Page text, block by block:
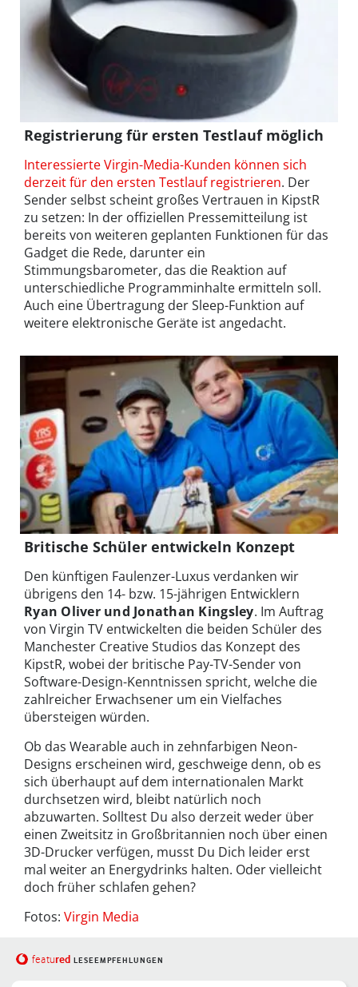
Registrierung für ersten Testlauf möglich
Interessierte Virgin-Media-Kunden können sich
derzeit für den ersten Testlauf registrieren. Der
Sender selbst scheint großes Vertrauen in KipstR
zu setzen: In der offiziellen Pressemitteilung ist
bereits von weiteren geplanten Funktionen für das
Gadget die Rede, darunter ein
Stimmungsbarometer, das die Reaktion auf
unterschiedliche Programminhalte ermitteln soll.
Auch eine Übertragung der Sleep-Funktion auf
weitere elektronische Geräte ist angedacht.
Britische Schüler entwickeln Konzept
Den künftigen Faulenzer-Luxus verdanken wir
übrigens den 14- bzw. 15-jährigen Entwicklern
Ryan Oliver und Jonathan Kingsley. Im Auftrag
von Virgin TV entwickelten die beiden Schüler des
Manchester Creative Studios das Konzept des
KipstR, wobei der britische Pay-TV-Sender von
Software-Design-Kenntnissen spricht, welche die
zahlreicher Erwachsener um ein Vielfaches
übersteigen würden.
Ob das Wearable auch in zehnfarbigen Neon-
Designs erscheinen wird, geschweige denn, ob es
sich überhaupt auf dem internationalen Markt
durchsetzen wird, bleibt natürlich noch
abzuwarten. Solltest Du also derzeit weder über
einen Zweitsitz in Großbritannien noch über einen
3D-Drucker verfügen, musst Du Dich leider erst
mal weiter an Energydrinks halten. Oder vielleicht
doch früher schlafen gehen?
Fotos: Virgin Media
featured LESEEMPFEHLUNGEN